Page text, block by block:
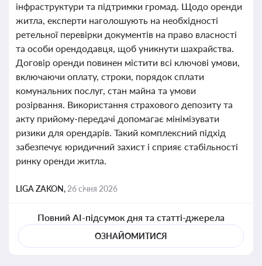
інфраструктури та підтримки громад. Щодо оренди
житла, експерти наголошують на необхідності
ретельної перевірки документів на право власності
та особи орендодавця, щоб уникнути шахрайства.
Договір оренди повинен містити всі ключові умови,
включаючи оплату, строки, порядок сплати
комунальних послуг, стан майна та умови
розірвання. Використання страхового депозиту та
акту прийому-передачі допомагає мінімізувати
ризики для орендарів. Такий комплексний підхід
забезпечує юридичний захист і сприяє стабільності
ринку оренди житла.
LIGA ZAKON, 26 січня 2026
Повний AI-підсумок дня та статті-джерела
ОЗНАЙОМИТИСЯ